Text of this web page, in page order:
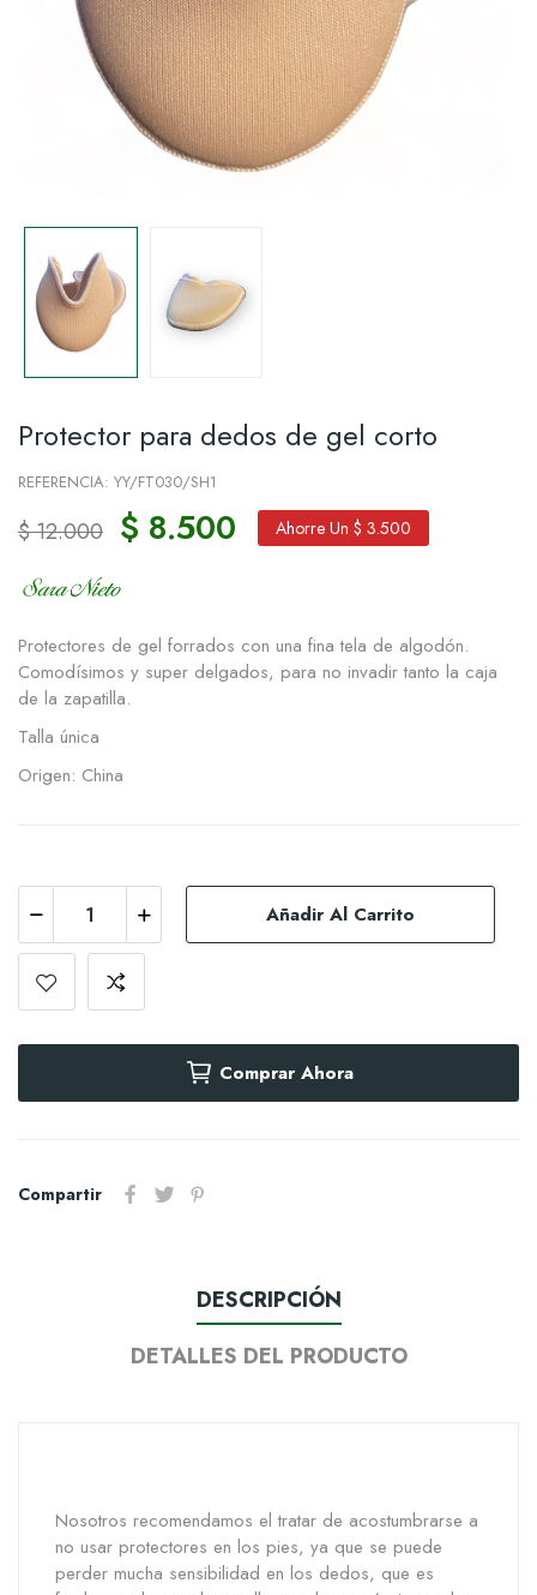
Protector para dedos de gel corto
REFERENCIA: YY/FT030/SH1
$ 12.000 $ 8.500 Ahorre Un $ 3.500
Protectores de gel forrados con una fina tela de algodón.
Comodísimos y super delgados, para no invadir tanto la caja
de la zapatilla.
Talla única
Origen: China
Añadir Al Carrito
Comprar Ahora
Compartir
DESCRIPCIÓN
DETALLES DEL PRODUCTO
Nosotros recomendamos el tratar de acostumbrarse a
no usar protectores en los pies, ya que se puede
perder mucha sensibilidad en los dedos, que es